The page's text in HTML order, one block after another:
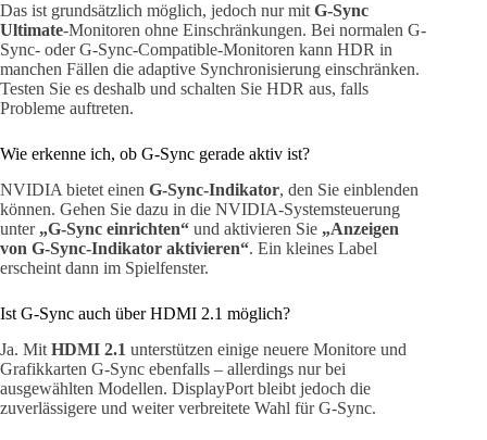
Das ist grundsätzlich möglich, jedoch nur mitG-Sync
Ultimate-Monitoren ohne Einschränkungen. Bei normalen G-
Sync- oder G-Sync-Compatible-Monitoren kann HDR in
manchen Fällen die adaptive Synchronisierung einschränken.
Testen Sie es deshalb und schalten Sie HDR aus, falls
Probleme auftreten.
Wie erkenne ich, ob G-Sync gerade aktiv ist?
NVIDIA bietet einen G-Sync-Indikator, den Sie einblenden
können. Gehen Sie dazu in die NVIDIA-Systemsteuerung
unter „G-Sync einrichten“ und aktivieren Sie „Anzeigen
von G-Sync-Indikator aktivieren“. Ein kleines Label
erscheint dann im Spielfenster.
Ist G-Sync auch über HDMI 2.1 möglich?
Ja. Mit HDMI 2.1 unterstützen einige neuere Monitore und
Grafikkarten G-Sync ebenfalls – allerdings nur bei
ausgewählten Modellen. DisplayPort bleibt jedoch die
zuverlässigere und weiter verbreitete Wahl für G-Sync.